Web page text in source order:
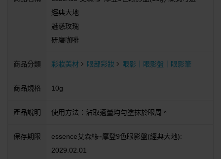
經典大地
魅惑玫瑰
研磨咖啡
商品分類 彩妝美材 眼部彩妝 眼影｜眼影盤｜眼影筆
商品規格 10g
產品說明 使用方法：沾取適量均勻塗抹於眼周。
保存期限
essence艾森絲~摩登9色眼影盤(經典大地):
2029.02.01